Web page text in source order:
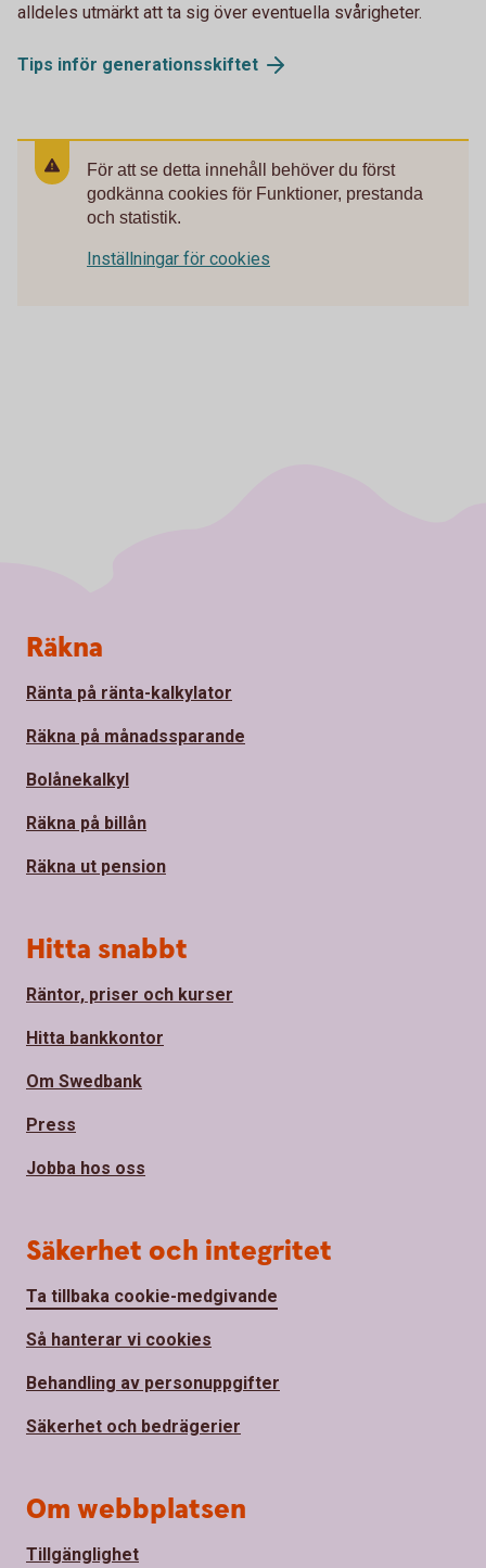
alldeles utmärkt att ta sig över eventuella svårigheter.
Tips inför generationsskiftet
För att se detta innehåll behöver du först
godkänna cookies för Funktioner, prestanda
och statistik.
Inställningar för cookies
Sidfot
Räkna
Ränta på ränta-kalkylator
Räkna på månadssparande
Bolånekalkyl
Räkna på billån
Räkna ut pension
Hitta snabbt
Räntor, priser och kurser
Hitta bankkontor
Om Swedbank
Press
Jobba hos oss
Säkerhet och integritet
Ta tillbaka cookie-medgivande
Så hanterar vi cookies
Behandling av personuppgifter
Säkerhet och bedrägerier
Om webbplatsen
Tillgänglighet